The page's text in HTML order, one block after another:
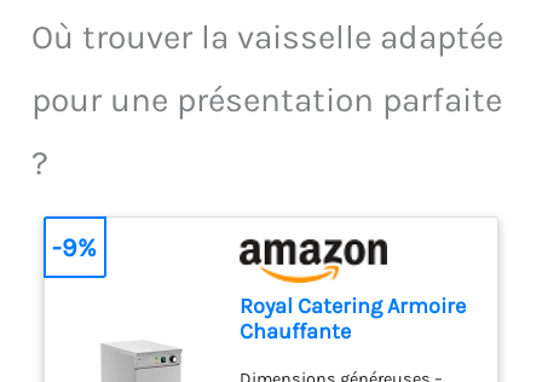
Où trouver la vaisselle adaptée
pour une présentation parfaite
?
Royal Catering Armoire
Chauffante
-9%